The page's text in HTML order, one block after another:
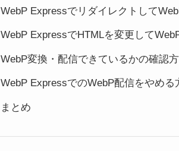
WebP Expressでリダイレクトして
WebP ExpressでHTMLを変更して
WebP変換・配信できているかの確認
WebP ExpressでのWebP配信をやめる
まとめ